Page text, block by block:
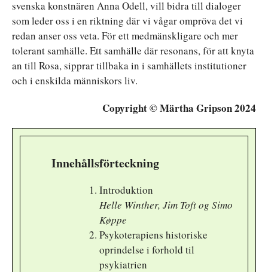
svenska konstnären Anna Odell, vill bidra till dialoger
som leder oss i en riktning där vi vågar ompröva det vi
redan anser oss veta. För ett medmänskligare och mer
tolerant samhälle. Ett samhälle där resonans, för att knyta
an till Rosa, sipprar tillbaka in i samhällets institutioner
och i enskilda människors liv.
Copyright © Märtha Gripson 2024
Innehållsförteckning
Introduktion
Helle Winther, Jim Toft og Simo
Køppe
Psykoterapiens historiske
oprindelse i forhold til
psykiatrien